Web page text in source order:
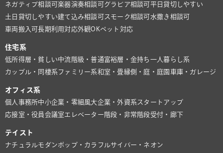
ネガティブ相談可楽器演奏相談可グラビア相談可平日貸切しやすい
土日貸切しやすい建て込み相談可スモーク相談可水撒き相談可
車両搬入可長期利用対応外観OKペット対応
住宅系
低所得層・貧しい中流階級・普通富裕層・金持ち 一人暮らし系
カップル・同棲系ファミリー系和室・畳縁側・庭・庭園 車庫・ガレージ
オフィス系
個人事務所中小企業・零細風大企業・外資系スタートアップ
応接室・役員会議室 エレベーター階段・非常階段受付・廊下
テイスト
ナチュラルモダンポップ・カラフルサイバー・ネオン